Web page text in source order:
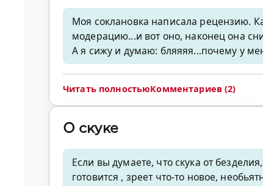
Моя соклановка написала рецензию.
модерацию...и вот оно, наконец она
А я сижу и думаю: бляяяя...почему у
Читать полностьюКомментариев (2)
О скуке
Если вы думаете, что скука от
готовится , зреет что-то новое,